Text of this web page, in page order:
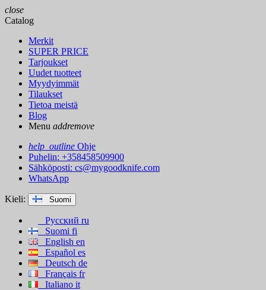
close
Catalog
Merkit
SUPER PRICE
Tarjoukset
Uudet tuotteet
Myydyimmät
Tilaukset
Tietoa meistä
Blog
Menu addremove
help_outline Ohje
Puhelin: +358458509900
Sähköposti: cs@mygoodknife.com
WhatsApp
Kieli: Suomi
Русский ru
Suomi fi
English en
Español es
Deutsch de
Français fr
Italiano it